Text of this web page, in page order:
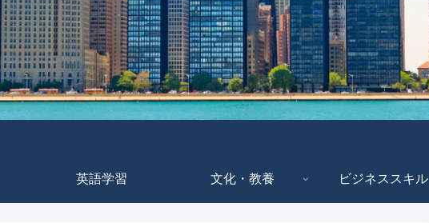
英語学習 文化・教養 ビジネススキル